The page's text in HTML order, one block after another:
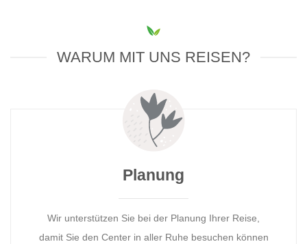
WARUM MIT UNS REISEN?
Planung
Wir unterstützen Sie bei der Planung Ihrer Reise,
damit Sie den Center in aller Ruhe besuchen können